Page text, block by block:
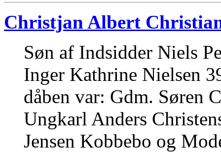
Christjan Albert
Søn af Indsidder Niels
Inger Kathrine Nielsen
dåben var: Gdm. Søren
Ungkarl Anders
Jensen Kobbebo og